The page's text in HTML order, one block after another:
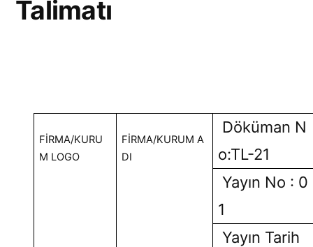
Talimatı
FİRMA/KURU
M LOGO
FİRMA/KURUM A
DI
Döküman N
o:TL-21
Yayın No : 0
1
Yayın Tarih